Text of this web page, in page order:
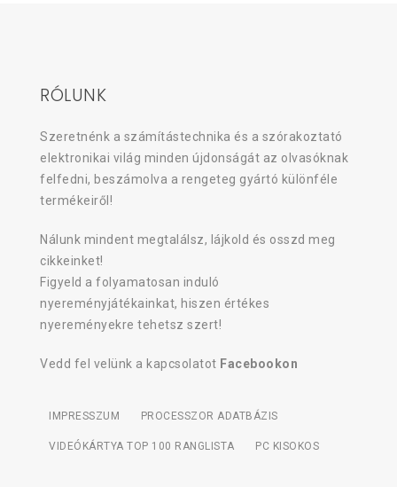
RÓLUNK
Szeretnénk a számítástechnika és a szórakoztató
elektronikai világ minden újdonságát az olvasóknak
felfedni, beszámolva a rengeteg gyártó különféle
termékeiről!
Nálunk mindent megtalálsz, lájkold és osszd meg
cikkeinket!
Figyeld a folyamatosan induló
nyereményjátékainkat, hiszen értékes
nyereményekre tehetsz szert!
Vedd fel velünk a kapcsolatot Facebookon
IMPRESSZUM PROCESSZOR ADATBÁZIS
VIDEÓKÁRTYA TOP 100 RANGLISTA PC KISOKOS